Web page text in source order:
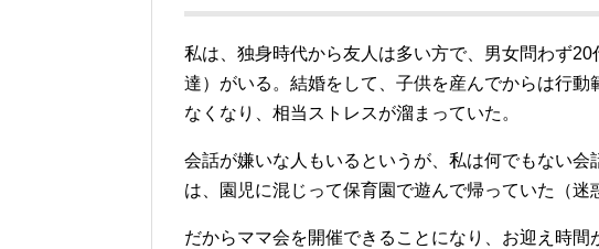
私は、独身時代から友人は多い方で、男女問わず
達）がいる。結婚をして、子供を産んでからは行
なくなり、相当ストレスが溜まっていた。
会話が嫌いな人もいるというが、私は何でもない
は、園児に混じって保育園で遊んで帰っていた（迷
だからママ会を開催できることになり、お迎え時